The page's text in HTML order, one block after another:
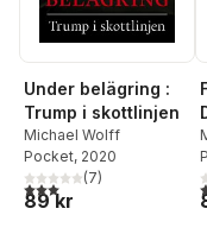
Under belägring :
Trump i skottlinjen
Michael Wolff
Pocket, 2020
3,0utav 5 stjärnor. Totalt
(7)
89 kr